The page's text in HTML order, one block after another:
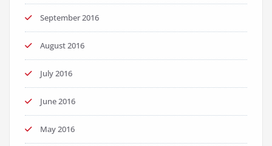
September 2016
August 2016
July 2016
June 2016
May 2016